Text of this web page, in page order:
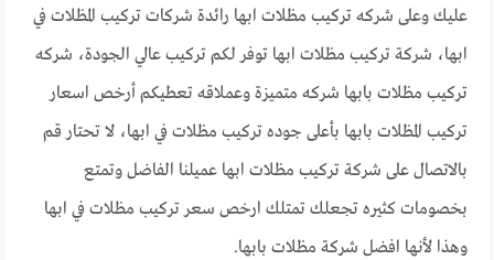
عليك وعلى شركه تركيب مظلات ابها رائدة شركات تركيب المظلات في
ابها، شركة تركيب مظلات ابها توفر لكم تركيب عالي الجودة، شركه
تركيب مظلات بابها شركه متميزة وعملاقه تعطيكم أرخص اسعار
تركيب المظلات بابها بأعلى جوده تركيب مظلات في ابها، لا تحتار قم
بالاتصال على شركة تركيب مظلات ابها عميلنا الفاضل وتمتع
بخصومات كثيره تجعلك تمتلك ارخص سعر تركيب مظلات في ابها
وهذا لأنها افضل شركة مظلات بابها.